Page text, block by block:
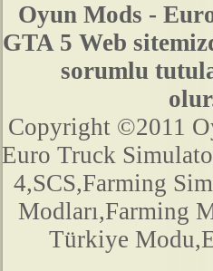
Oyun Mods -
GTA 5 Web
sorumlu
Copyright ©2011
Euro Truck
4,SCS,Farming
Modları,Farming
Türkiye